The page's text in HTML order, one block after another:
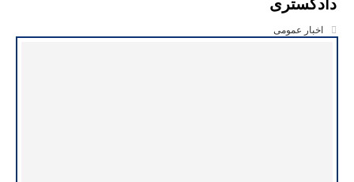
دادگستری
اخبار عمومی